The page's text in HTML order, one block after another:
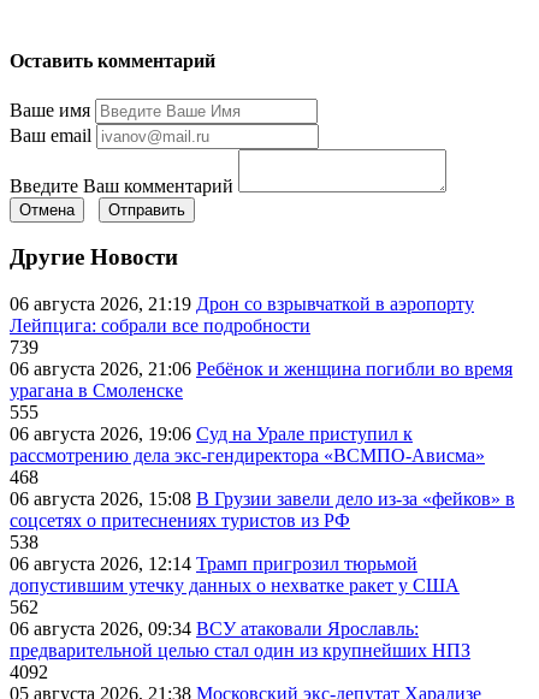
Оставить комментарий
Ваше имя
Ваш email
Введите Ваш комментарий
Отмена Отправить
Другие Новости
06 августа 2026, 21:19 Дрон со взрывчаткой в аэропорту
Лейпцига: собрали все подробности
739
06 августа 2026, 21:06 Ребёнок и женщина погибли во время
урагана в Смоленске
555
06 августа 2026, 19:06 Суд на Урале приступил к
рассмотрению дела экс-гендиректора «ВСМПО-Ависма»
468
06 августа 2026, 15:08 В Грузии завели дело из-за «фейков» в
соцсетях о притеснениях туристов из РФ
538
06 августа 2026, 12:14 Трамп пригрозил тюрьмой
допустившим утечку данных о нехватке ракет у США
562
06 августа 2026, 09:34 ВСУ атаковали Ярославль:
предварительной целью стал один из крупнейших НПЗ
4092
05 августа 2026, 21:38 Московский экс-депутат Харадизе